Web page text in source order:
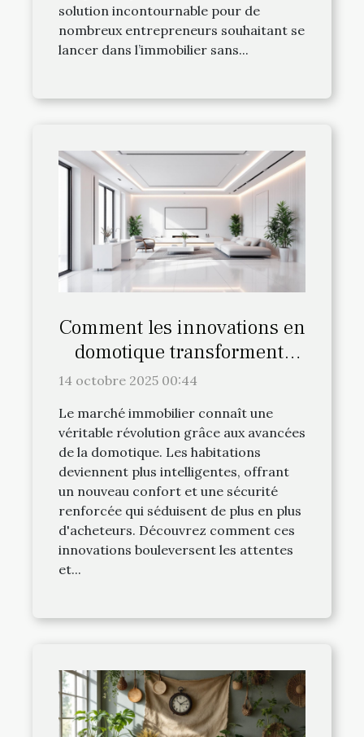
solution incontournable pour de
nombreux entrepreneurs souhaitant se
lancer dans l’immobilier sans...
Comment les innovations en
domotique transforment-
elles le marché immobilier ?
14 octobre 2025 00:44
Le marché immobilier connaît une
véritable révolution grâce aux avancées
de la domotique. Les habitations
deviennent plus intelligentes, offrant
un nouveau confort et une sécurité
renforcée qui séduisent de plus en plus
d'acheteurs. Découvrez comment ces
innovations bouleversent les attentes
et...